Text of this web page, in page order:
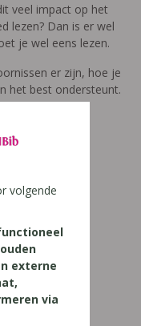
veel impact op het
lezen? Dan is er wel
je wel eens lezen.
er zijn, hoe je
het best ondersteunt.
volgende
externe
via